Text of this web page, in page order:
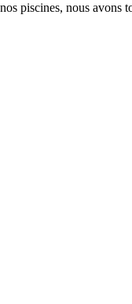
piscines, nous avons